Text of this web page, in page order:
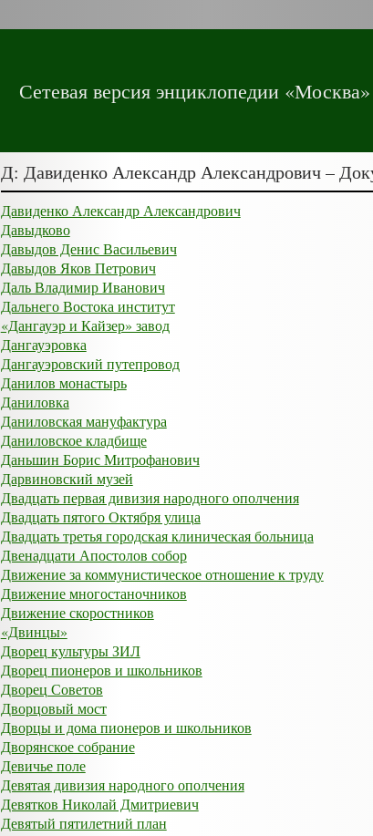
Сетевая версия энциклопедии
Д: Давиденко Александр Александрович –
Давиденко Александр Александрович
Давыдково
Давыдов Денис Васильевич
Давыдов Яков Петрович
Даль Владимир Иванович
Дальнего Востока институт
«Дангауэр и Кайзер» завод
Дангауэровка
Дангауэровский путепровод
Данилов монастырь
Даниловка
Даниловская мануфактура
Даниловское кладбище
Даньшин Борис Митрофанович
Дарвиновский музей
Двадцать первая дивизия народного ополчения
Двадцать пятого Октября улица
Двадцать третья городская клиническая больница
Двенадцати Апостолов собор
Движение за коммунистическое отношение к труду
Движение многостаночников
Движение скоростников
«Двинцы»
Дворец культуры ЗИЛ
Дворец пионеров и школьников
Дворец Советов
Дворцовый мост
Дворцы и дома пионеров и школьников
Дворянское собрание
Девичье поле
Девятая дивизия народного ополчения
Девятков Николай Дмитриевич
Девятый пятилетний план